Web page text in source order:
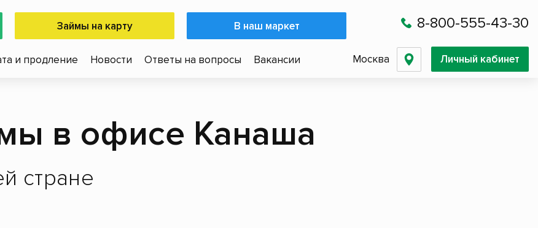
Займы на карту В наш маркет 8-800-555-43-30
и продление Новости Ответы на вопросы Вакансии Москва Личный кабинет
в офисе Канаша
стране